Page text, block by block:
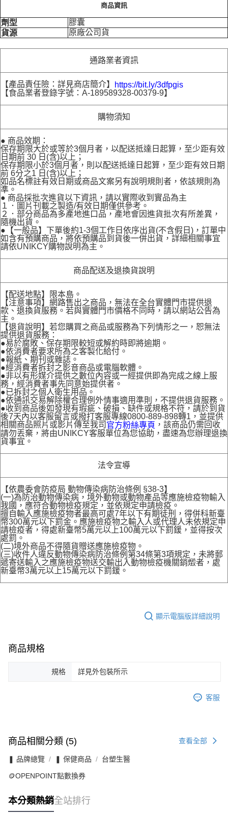
商品資訊
劑型
膠囊
貨源
原廠公司貨
通路業者資訊
【產品責任險：詳見商店簡介】
https://bit.ly/3dfpgis
【食品業者登錄字號：A-189589328-00379-9】
購物須知
● 商品效期：
保存期限大於或等於3個月者，以配送抵達日起算，至少距有效
日期前 30 日(含)以上；
保存期限小於3個月者，則以配送抵達日起算，至少距有效日期
前 6分之1 日(含)以上；
如品名標註有效日期或商品文案另有說明規則者，依該規則為
準。
● 商品採批次進貨以下資訊，請以實際收到實品為主
１．圖片刊載之製造/有效日期僅供參考。
２．部分商品為多產地進口品，產地會因進貨批次有所差異，
隨機出貨。
●【一般品】下單後約1-3個工作日依序出貨(不含假日)，訂單中
如含有預購商品，將依預購品到貨後一併出貨，詳細相關事宜
請依UNIKCY購物說明為主。
商品配送及退換貨說明
【配送地點】限本島。
【注意事項】網路售出之商品，無法在全台實體門市提供退
款、退換貨服務。若與實體門市價格不同時，請以網站公告為
主。
【退貨說明】若您購買之商品或服務為下列情形之一，恕無法
提供退貨服務：
●易於腐敗、保存期限較短或解約時即將逾期。
●依消費者要求所為之客製化給付。
●報紙、期刊或雜誌。
●經消費者拆封之影音商品或電腦軟體。
●非以有形媒介提供之數位內容或一經提供即為完成之線上服
務，經消費者事先同意始提供者。
●已拆封之個人衛生用品。
●依通訊交易解除權合理例外情事適用準則，不提供退貨服務。
●收到商品後如發現有瑕疵、破損、缺件或規格不符，請於到貨
後7天內以客服留言或撥打客服專線0800-889-898轉1，並提供
相關商品照片或影片傳至我司 官方粉絲專頁 ，該商品仍需回收
請勿丟棄，將由UNIKCY客服單位為您協助，盡速為您辦理退換
貨事宜。
法令宣導
【依農委會防疫局 動物傳染病防治條例 §38-3】
(一)為防治動物傳染病，境外動物或動物產品等應施檢疫物輸入
我國，應符合動物檢疫規定，並依規定申請檢疫。
擅自輸入應施檢疫物者最高可處7年以下有期徒刑，得併科新臺
幣300萬元以下罰金。應施檢疫物之輸入人或代理人未依規定申
請檢疫者，得處新臺幣5萬元以上100萬元以下罰鍰，並得按次
處罰。
(二)境外商品不得隨貨贈送應施檢疫物。
(三)收件人違反動物傳染病防治條例第34條第3項規定，未將郵
遞寄送輸入之應施檢疫物送交輸出入動物檢疫機關銷燬者，處
新臺幣3萬元以上15萬元以下罰鍰。
顯示電腦版詳細說明
商品規格
規格 詳見外包裝所示
客服
商品相關分類 (5) 查看全部
❚ 品牌總覽 ❚ 保健商品 台塑生醫
🪙OPENPOINT點數換券
本分類熱銷全站排行